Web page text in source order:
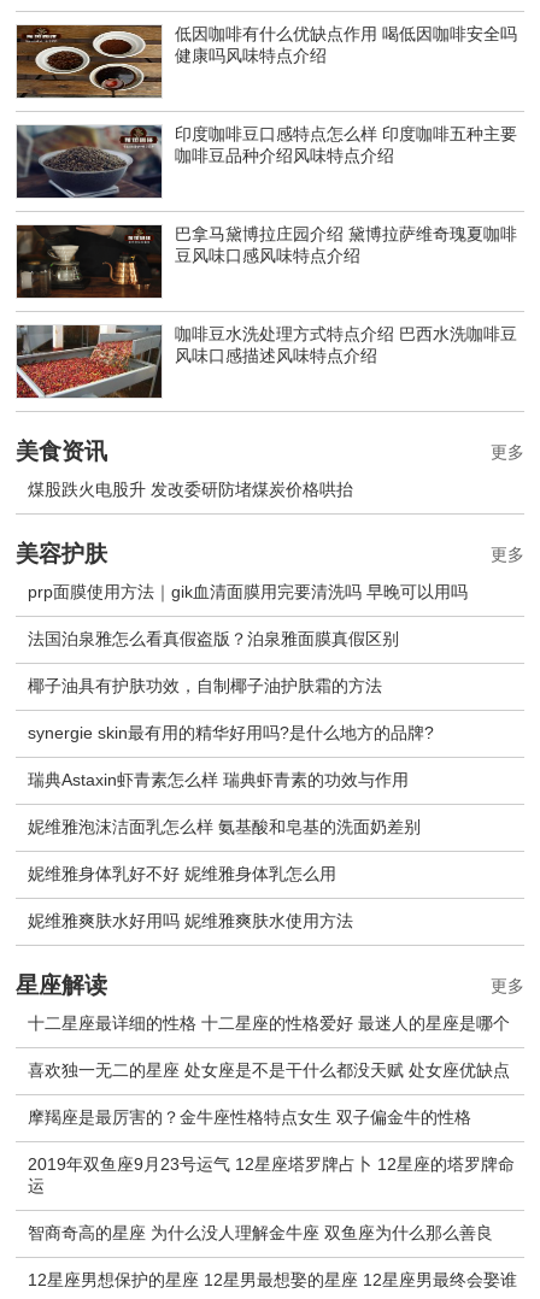
低因咖啡有什么优缺点作用 喝低因咖啡安全吗
健康吗风味特点介绍
印度咖啡豆口感特点怎么样 印度咖啡五种主要
咖啡豆品种介绍风味特点介绍
巴拿马黛博拉庄园介绍 黛博拉萨维奇瑰夏咖啡
豆风味口感风味特点介绍
咖啡豆水洗处理方式特点介绍 巴西水洗咖啡豆
风味口感描述风味特点介绍
美食资讯
煤股跌火电股升 发改委研防堵煤炭价格哄抬
更多
美容护肤
prp面膜使用方法｜gik血清面膜用完要清洗吗 早晚可以用吗
法国泊泉雅怎么看真假盗版？泊泉雅面膜真假区别
椰子油具有护肤功效，自制椰子油护肤霜的方法
synergie skin最有用的精华好用吗?是什么地方的品牌?
瑞典Astaxin虾青素怎么样 瑞典虾青素的功效与作用
妮维雅泡沫洁面乳怎么样 氨基酸和皂基的洗面奶差别
妮维雅身体乳好不好 妮维雅身体乳怎么用
妮维雅爽肤水好用吗 妮维雅爽肤水使用方法
更多
星座解读
十二星座最详细的性格 十二星座的性格爱好 最迷人的星座是哪个
喜欢独一无二的星座 处女座是不是干什么都没天赋 处女座优缺点
摩羯座是最厉害的？金牛座性格特点女生 双子偏金牛的性格
2019年双鱼座9月23号运气 12星座塔罗牌占卜 12星座的塔罗牌命
运
智商奇高的星座 为什么没人理解金牛座 双鱼座为什么那么善良
12星座男想保护的星座 12星男最想娶的星座 12星座男最终会娶谁
更多